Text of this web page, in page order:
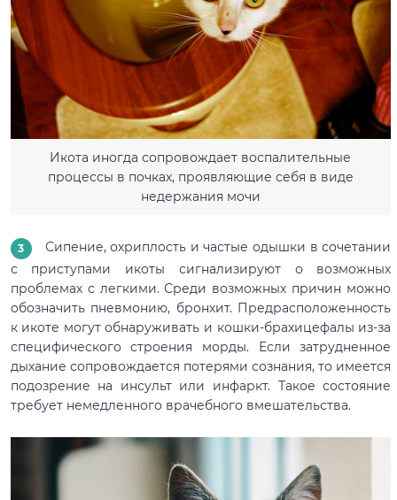
Икота иногда сопровождает воспалительные
процессы в почках, проявляющие себя в виде
недержания мочи
Сипение, охриплость и частые одышки в сочетании
с приступами икоты сигнализируют о возможных
проблемах с легкими. Среди возможных причин можно
обозначить пневмонию, бронхит. Предрасположенность
к икоте могут обнаруживать и кошки-брахицефалы из-за
специфического строения морды. Если затрудненное
дыхание сопровождается потерями сознания, то имеется
подозрение на инсульт или инфаркт. Такое состояние
требует немедленного врачебного вмешательства.